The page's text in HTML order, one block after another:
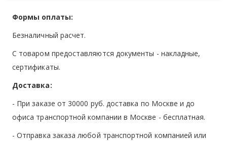
Формы оплаты:
Безналичный расчет.
С товаром предоставляются документы - накладные,
сертификаты.
Доставка:
- При заказе от 30000 руб. доставка по Москве и до
офиса транспортной компании в Москве - бесплатная.
- Отправка заказа любой транспортной компанией или